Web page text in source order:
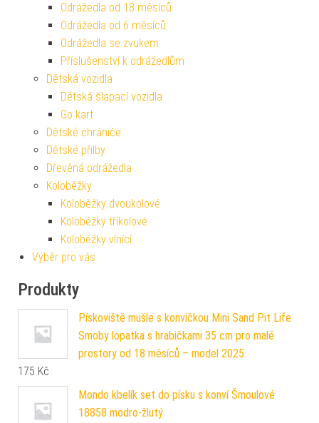
Odrážedla od 18 měsíců
Odrážedla od 6 měsíců
Odrážedla se zvukem
Příslušenství k odrážedlům
Dětská vozidla
Dětská šlapací vozidla
Go kart
Dětské chrániče
Dětské přilby
Dřevěná odrážedla
Koloběžky
Koloběžky dvoukolové
Koloběžky tříkolové
Koloběžky vlnící
Výběr pro vás
Produkty
Pískoviště mušle s konvičkou Mini Sand Pit Life
Smoby lopatka s hrabičkami 35 cm pro malé
prostory od 18 měsíců – model 2025
175 Kč
Mondo kbelík set do písku s konví Šmoulové
18858 modro-žlutý